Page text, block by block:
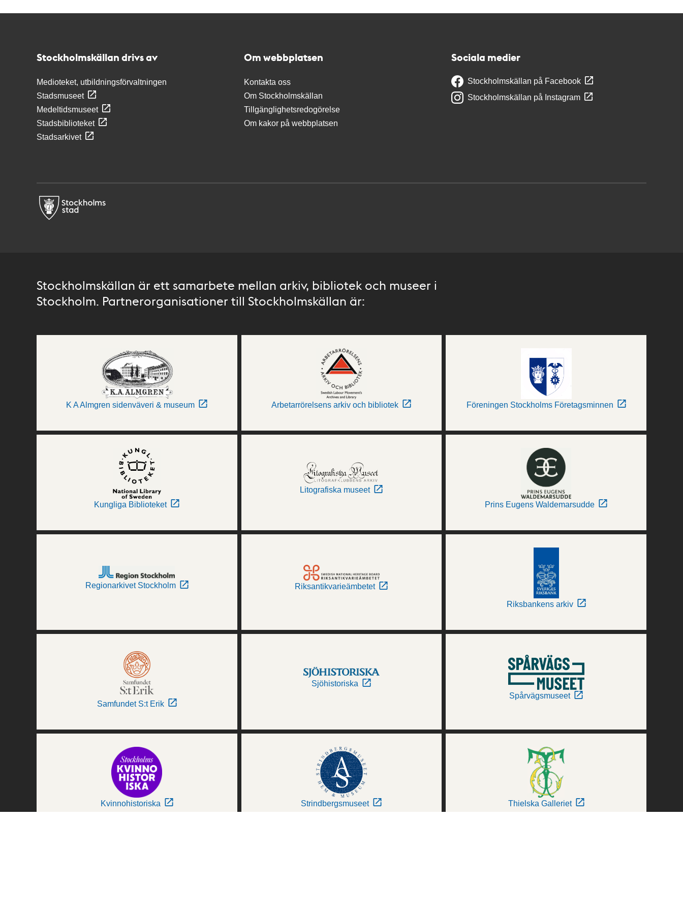
Stockholmskällan drivs av
Medioteket, utbildningsförvaltningen
Stadsmuseet
Medeltidsmuseet
Stadsbiblioteket
Stadsarkivet
Om webbplatsen
Kontakta oss
Om Stockholmskällan
Tillgänglighetsredogörelse
Om kakor på webbplatsen
Sociala medier
Stockholmskällan på Facebook
Stockholmskällan på Instagram
Stockholmskällan är ett samarbete mellan arkiv, bibliotek och museer i
Stockholm. Partnerorganisationer till Stockholmskällan är:
K A Almgren sidenväveri & museum Arbetarrörelsens arkiv och bibliotek Föreningen Stockholms Företagsminnen
Kungliga Biblioteket
Litografiska museet
Prins Eugens Waldemarsudde
Regionarkivet Stockholm Riksantikvarieämbetet
Riksbankens arkiv
Samfundet S:t Erik
Sjöhistoriska
Spårvägsmuseet
Kvinnohistoriska Strindbergsmuseet Thielska Galleriet